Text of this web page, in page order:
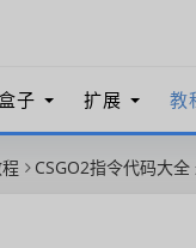
子 扩展 教
CSGO2指令代码大